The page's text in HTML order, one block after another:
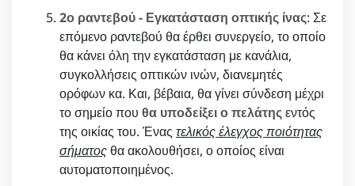
2ο ραντεβού - Εγκατάσταση οπτικής ίνας: Σε
επόμενο ραντεβού θα έρθει συνεργείο, το οποίο
θα κάνει όλη την εγκατάσταση με κανάλια,
συγκολλήσεις οπτικών ινών, διανεμητές
ορόφων κα. Και, βέβαια, θα γίνει σύνδεση μέχρι
το σημείο που θα υποδείξει ο πελάτηςεντός
της οικίας του. Ένας τελικός έλεγχος ποιότητας
σήματοςθα ακολουθήσει, ο οποίος είναι
αυτοματοποιημένος.